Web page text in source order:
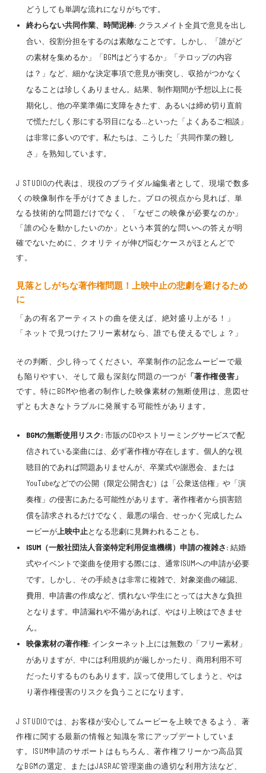
どうしても単調な流れになりがちです。
終わらない共同作業、時間泥棒: クラスメイト全員で意見を出し
合い、役割分担をするのは素敵なことです。しかし、「誰がど
の素材を集めるか」「BGMはどうするか」「テロップの内容
は？」など、細かな決定事項で意見が衝突し、収拾がつかなく
なることは珍しくありません。結果、制作期間が予想以上に長
期化し、他の卒業準備に支障をきたす、あるいは締め切り直前
で慌ただしく形にする羽目になる…といった「よくあるご相談」
は非常に多いのです。私たちは、こうした「共同作業の難し
さ」を熟知しています。
J STUDIOの代表は、現役のブライダル編集者として、現場で数多
くの映像制作を手がけてきました。プロの視点から見れば、単
なる技術的な問題だけでなく、「なぜこの映像が必要なのか」
「誰の心を動かしたいのか」という本質的な問いへの答えが明
確でないために、クオリティが伸び悩むケースがほとんどで
す。
見落としがちな著作権問題！上映中止の悲劇を避けるため
に
「あの有名アーティストの曲を使えば、絶対盛り上がる！」
「ネットで見つけたフリー素材なら、誰でも使えるでしょ？」
その判断、少し待ってください。卒業制作の記念ムービーで最
も陥りやすい、そして最も深刻な問題の一つが 「著作権侵害」
です。特にBGMや他者の制作した映像素材の無断使用は、意図せ
ずとも大きなトラブルに発展する可能性があります。
BGMの無断使用リスク: 市販のCDやストリーミングサービスで配
信されている楽曲には、必ず著作権が存在します。個人的な視
聴目的であれば問題ありませんが、卒業式や謝恩会、または
YouTubeなどでの公開（限定公開含む）は「公衆送信権」や「演
奏権」の侵害にあたる可能性があります。著作権者から損害賠
償を請求されるだけでなく、最悪の場合、せっかく完成したム
ービーが上映中止となる悲劇に見舞われることも。
ISUM（一般社団法人音楽特定利用促進機構）申請の複雑さ: 結婚
式やイベントで楽曲を使用する際には、通常ISUMへの申請が必要
です。しかし、その手続きは非常に複雑で、対象楽曲の確認、
費用、申請書の作成など、慣れない学生にとっては大きな負担
となります。申請漏れや不備があれば、やはり上映はできませ
ん。
映像素材の著作権: インターネット上には無数の「フリー素材」
がありますが、中には利用規約が厳しかったり、商用利用不可
だったりするものもあります。誤って使用してしまうと、やは
り著作権侵害のリスクを負うことになります。
J STUDIOでは、お客様が安心してムービーを上映できるよう、著
作権に関する最新の情報と知識を常にアップデートしていま
す。ISUM申請のサポートはもちろん、著作権フリーかつ高品質
なBGMの選定、またはJASRAC管理楽曲の適切な利用方法など、